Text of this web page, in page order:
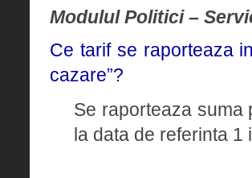
Modulul Politici –
Ce tarif se raporteaza
cazare”?
Se raporteaza suma
la data de referinta 1